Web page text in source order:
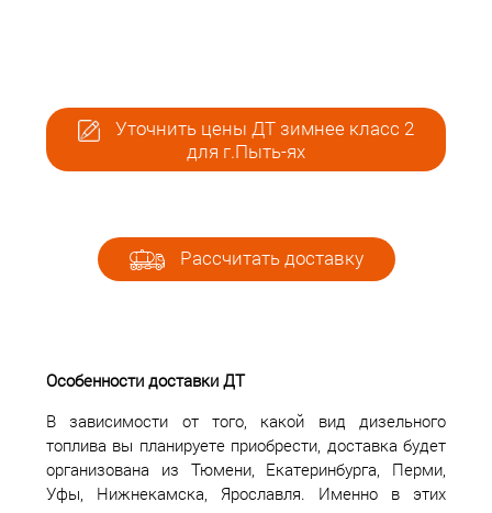
Уточнить цены ДТ зимнее класс 2
для г.Пыть-ях
Рассчитать доставку
Особенности доставки ДТ
В зависимости от того, какой вид дизельного
топлива вы планируете приобрести, доставка будет
организована из Тюмени, Екатеринбурга, Перми,
Уфы, Нижнекамска, Ярославля. Именно в этих